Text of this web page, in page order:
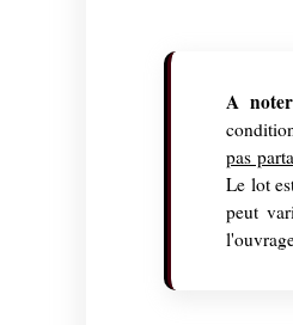
A
pas
Le lot
peut